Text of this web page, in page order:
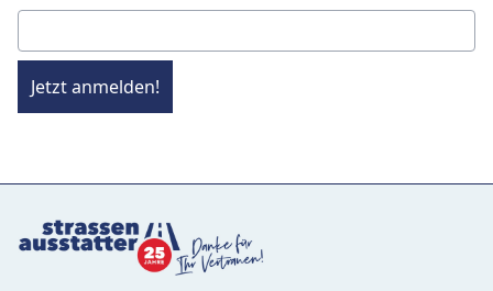
Jetzt anmelden!